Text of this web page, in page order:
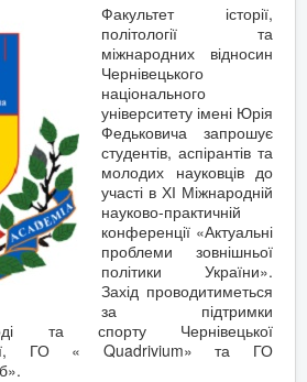
Факультет історії,
політології та
міжнародних відносин
Чернівецького
національного
університету імені Юрія
Федьковича запрошує
студентів, аспірантів та
молодих науковців до
участі в ХІ Міжнародній
науково-практичній
конференції «Актуальні
проблеми зовнішньої
політики України».
Захід проводитиметься
за підтримки
та спорту Чернівецької
ГО « Quadrivium» та ГО